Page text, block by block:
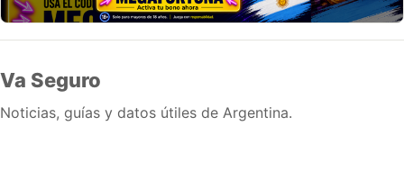
Va Seguro
Noticias, guías y datos útiles de Argentina.